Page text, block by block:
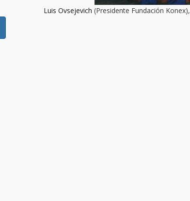
Luis Ovsejevich (Presidente Fundación Konex),